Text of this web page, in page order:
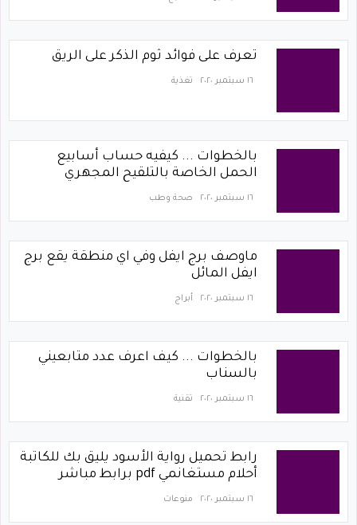
تعرف على فوائد ثوم الذكر على الريق
١٦ سبتمبر ٢٠٢٠ تغذية
بالخطوات ... كيفيه حساب أسابيع
الحمل الخاصة بالتلقيح المجهري
١٦ سبتمبر ٢٠٢٠ صحة وطب
ماوصف برج ايفل وفي اي منطقة يقع برج
ايفل المائل
١٦ سبتمبر ٢٠٢٠ أبراج
بالخطوات ... كيف اعرف عدد متابعيني
بالسناب
١٦ سبتمبر ٢٠٢٠ تقنية
رابط تحميل رواية الأسود يليق بك للكاتبة
أحلام مستغانمي pdf برابط مباشر
١٦ سبتمبر ٢٠٢٠ منوعات